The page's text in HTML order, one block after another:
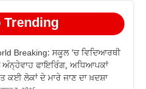
Trending
Breaking: ਸਕੂਲ ‘ਚ ਵਿਦਿਆਰਥੀ
ਅੰਨ੍ਹੇਵਾਹ ਫਾਇਰਿੰਗ, ਅਧਿਆਪਕਾਂ
ਕਈ ਲੋਕਾਂ ਦੇ ਮਾਰੇ ਜਾਣ ਦਾ ਖ਼ਦਸ਼ਾ